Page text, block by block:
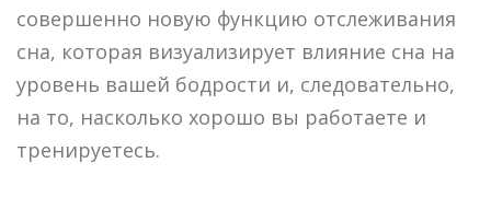
совершенно новую функцию отслеживания
сна, которая визуализирует влияние сна на
уровень вашей бодрости и, следовательно,
на то, насколько хорошо вы работаете и
тренируетесь.